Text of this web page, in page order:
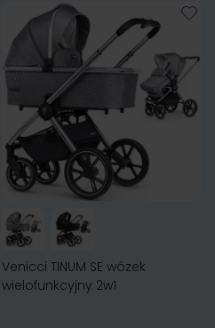
Venicci TINUM SE wózek
wielofunkcyjny 2w1